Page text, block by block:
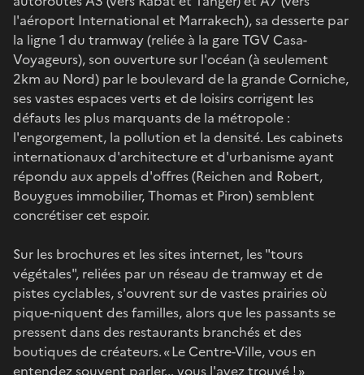
l'aéroport International et Marrakech), sa desserte par
la ligne 1 du tramway (reliée à la gare TGV Casa-
Voyageurs), son ouverture sur l'océan (à seulement
2km au Nord) par le boulevard de la grande Corniche,
ses vastes espaces verts et de loisirs corrigent les
défauts les plus marquants de la métropole :
l'engorgement, la pollution et la densité. Les cabinets
internationaux d'architecture et d'urbanisme ayant
répondu aux appels d'offres (Reichen and Robert,
Bouygues immobilier, Thomas et Piron) semblent
concrétiser cet espoir.
Sur les brochures et les sites internet, les "tours
végétales", reliées par un réseau de tramway et de
pistes cyclables, s'ouvrent sur de vastes prairies où
pique-niquent des familles, alors que les passants se
pressent dans des restaurants branchés et des
boutiques de créateurs. « Le Centre-Ville, vous en
entendez souvent parler... vous l'avez trouvé ! »